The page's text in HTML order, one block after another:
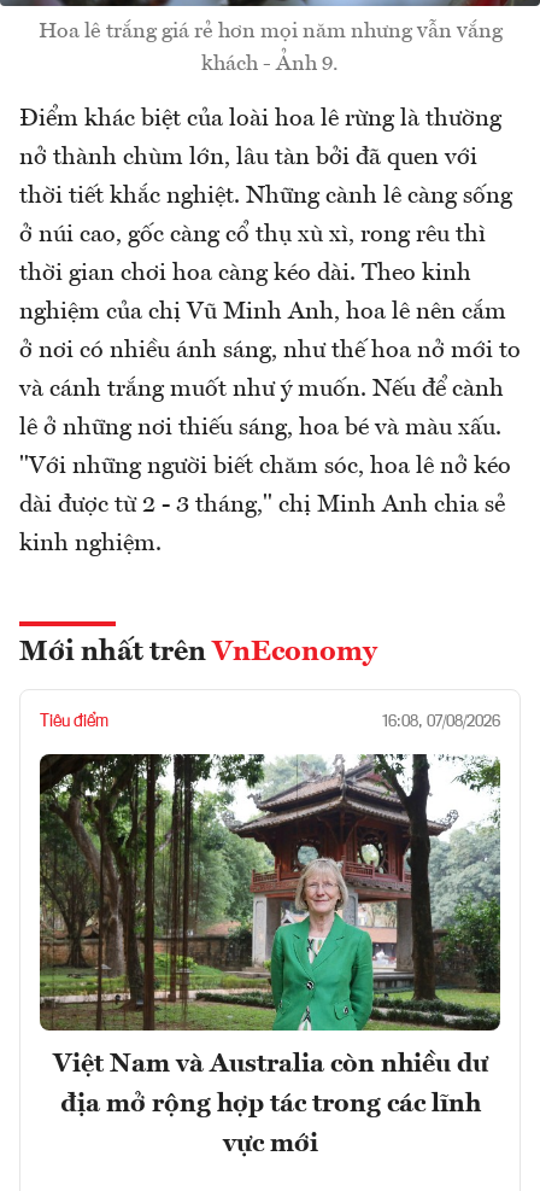
Hoa lê trắng giá rẻ hơn mọi năm nhưng vẫn vắng
khách - Ảnh 9.
Điểm khác biệt của loài hoa lê rừng là thường
nở thành chùm lớn, lâu tàn bởi đã quen với
thời tiết khắc nghiệt. Những cành lê càng sống
ở núi cao, gốc càng cổ thụ xù xì, rong rêu thì
thời gian chơi hoa càng kéo dài. Theo kinh
nghiệm của chị Vũ Minh Anh, hoa lê nên cắm
ở nơi có nhiều ánh sáng, như thế hoa nở mới to
và cánh trắng muốt như ý muốn. Nếu để cành
lê ở những nơi thiếu sáng, hoa bé và màu xấu.
"Với những người biết chăm sóc, hoa lê nở kéo
dài được từ 2 - 3 tháng," chị Minh Anh chia sẻ
kinh nghiệm.
Mới nhất trên VnEconomy
Tiêu điểm 16:08, 07/08/2026
Việt Nam và Australia còn nhiều dư
địa mở rộng hợp tác trong các lĩnh
vực mới